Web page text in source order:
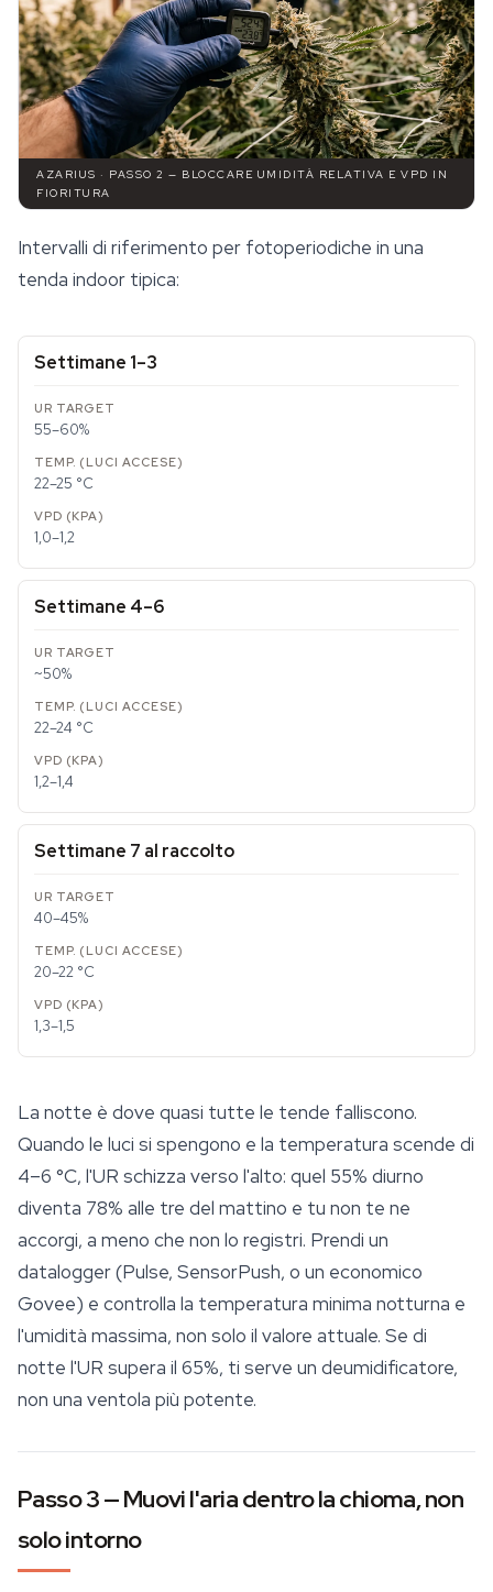
AZARIUS · PASSO 2 — BLOCCARE UMIDITÀ RELATIVA E VPD IN
FIORITURA
Intervalli di riferimento per fotoperiodiche in una
tenda indoor tipica:
Settimane 1–3
55–60%
22–25 °C
1,0–1,2
Settimane 4–6
~50%
22–24 °C
1,2–1,4
Settimane 7 al raccolto
40–45%
20–22 °C
1,3–1,5
La notte è dove quasi tutte le tende falliscono.
Quando le luci si spengono e la temperatura scende di
4–6 °C, l'UR schizza verso l'alto: quel 55% diurno
diventa 78% alle tre del mattino e tu non te ne
accorgi, a meno che non lo registri. Prendi un
datalogger (Pulse, SensorPush, o un economico
Govee) e controlla la temperatura minima notturna e
l'umidità massima, non solo il valore attuale. Se di
notte l'UR supera il 65%, ti serve un deumidificatore,
non una ventola più potente.
Passo 3 — Muovi l'aria dentro la chioma, non
solo intorno